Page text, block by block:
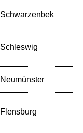
Schwarzenbek
Schleswig
Neumünster
Flensburg